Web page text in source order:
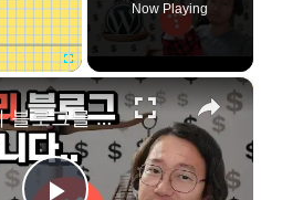
Fullscreen
Now Playing
×
티스토리 블로그를 그만 둬야하는 이유 (Feat. 슬통 홈페이지 새로 만들었습니다.)